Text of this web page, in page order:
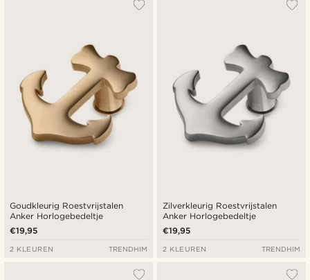
Goudkleurig Roestvrijstalen
Anker Horlogebedeltje
€19,95
2 KLEUREN TRENDHIM
Zilverkleurig Roestvrijstalen
Anker Horlogebedeltje
€19,95
2 KLEUREN TRENDHIM